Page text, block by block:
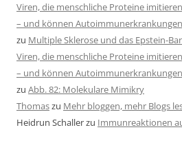
Viren, die menschliche Proteine
– und können
zu Multiple Sklerose und das Epstein-
Viren, die menschliche Proteine
– und können
zu Abb. 82: Molekulare Mimikry
Thomaszu Mehr bloggen, mehr Blogs
Heidrun Schallerzu Immunreaktionen